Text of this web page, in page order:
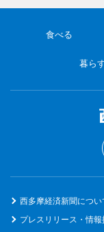
食べる
暮ら
西多摩経済新聞につい
プレスリリース・情